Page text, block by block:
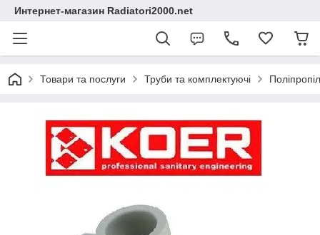
Интернет-магазин Radiatori2000.net
Товари та послуги Труби та комплектуючі